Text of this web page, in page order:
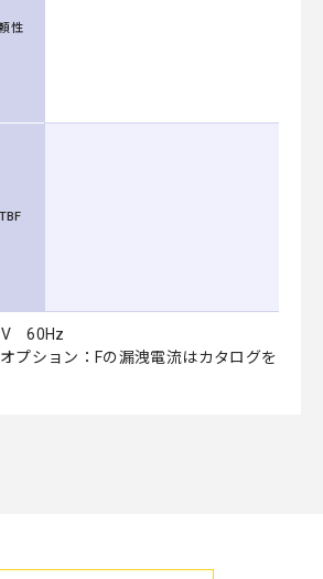
性
60Hz
プション：Fの漏洩電流はカタログを